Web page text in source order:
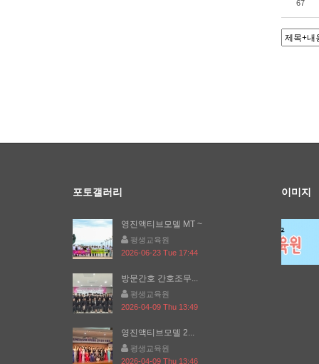
67
포토갤러리
영진액티브모델 MT ~
평생교육원
2026-06-23 Tue 17:44
방문간호 간호조무...
평생교육원
2026-04-09 Thu 13:49
영진액티브모델 2...
평생교육원
2026-04-09 Thu 13:46
이미지